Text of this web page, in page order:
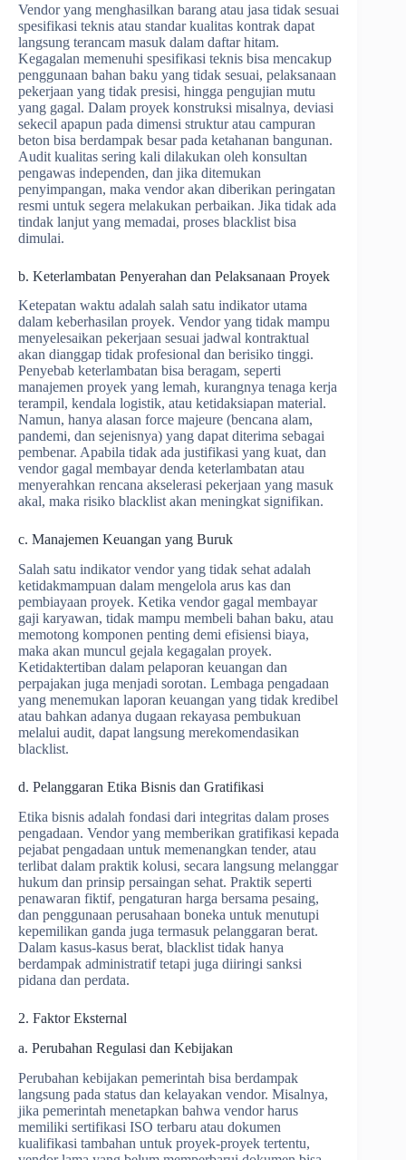
Vendor yang menghasilkan barang atau jasa tidak sesuai
spesifikasi teknis atau standar kualitas kontrak dapat
langsung terancam masuk dalam daftar hitam.
Kegagalan memenuhi spesifikasi teknis bisa mencakup
penggunaan bahan baku yang tidak sesuai, pelaksanaan
pekerjaan yang tidak presisi, hingga pengujian mutu
yang gagal. Dalam proyek konstruksi misalnya, deviasi
sekecil apapun pada dimensi struktur atau campuran
beton bisa berdampak besar pada ketahanan bangunan.
Audit kualitas sering kali dilakukan oleh konsultan
pengawas independen, dan jika ditemukan
penyimpangan, maka vendor akan diberikan peringatan
resmi untuk segera melakukan perbaikan. Jika tidak ada
tindak lanjut yang memadai, proses blacklist bisa
dimulai.
b. Keterlambatan Penyerahan dan Pelaksanaan Proyek
Ketepatan waktu adalah salah satu indikator utama
dalam keberhasilan proyek. Vendor yang tidak mampu
menyelesaikan pekerjaan sesuai jadwal kontraktual
akan dianggap tidak profesional dan berisiko tinggi.
Penyebab keterlambatan bisa beragam, seperti
manajemen proyek yang lemah, kurangnya tenaga kerja
terampil, kendala logistik, atau ketidaksiapan material.
Namun, hanya alasan force majeure (bencana alam,
pandemi, dan sejenisnya) yang dapat diterima sebagai
pembenar. Apabila tidak ada justifikasi yang kuat, dan
vendor gagal membayar denda keterlambatan atau
menyerahkan rencana akselerasi pekerjaan yang masuk
akal, maka risiko blacklist akan meningkat signifikan.
c. Manajemen Keuangan yang Buruk
Salah satu indikator vendor yang tidak sehat adalah
ketidakmampuan dalam mengelola arus kas dan
pembiayaan proyek. Ketika vendor gagal membayar
gaji karyawan, tidak mampu membeli bahan baku, atau
memotong komponen penting demi efisiensi biaya,
maka akan muncul gejala kegagalan proyek.
Ketidaktertiban dalam pelaporan keuangan dan
perpajakan juga menjadi sorotan. Lembaga pengadaan
yang menemukan laporan keuangan yang tidak kredibel
atau bahkan adanya dugaan rekayasa pembukuan
melalui audit, dapat langsung merekomendasikan
blacklist.
d. Pelanggaran Etika Bisnis dan Gratifikasi
Etika bisnis adalah fondasi dari integritas dalam proses
pengadaan. Vendor yang memberikan gratifikasi kepada
pejabat pengadaan untuk memenangkan tender, atau
terlibat dalam praktik kolusi, secara langsung melanggar
hukum dan prinsip persaingan sehat. Praktik seperti
penawaran fiktif, pengaturan harga bersama pesaing,
dan penggunaan perusahaan boneka untuk menutupi
kepemilikan ganda juga termasuk pelanggaran berat.
Dalam kasus-kasus berat, blacklist tidak hanya
berdampak administratif tetapi juga diiringi sanksi
pidana dan perdata.
2. Faktor Eksternal
a. Perubahan Regulasi dan Kebijakan
Perubahan kebijakan pemerintah bisa berdampak
langsung pada status dan kelayakan vendor. Misalnya,
jika pemerintah menetapkan bahwa vendor harus
memiliki sertifikasi ISO terbaru atau dokumen
kualifikasi tambahan untuk proyek-proyek tertentu,